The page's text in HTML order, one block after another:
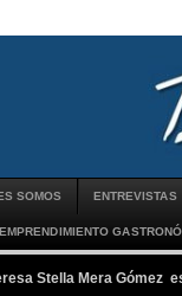
SOMOS ENTREVISTAS
EMPRENDIMIENTO
Stella Mera Gómez